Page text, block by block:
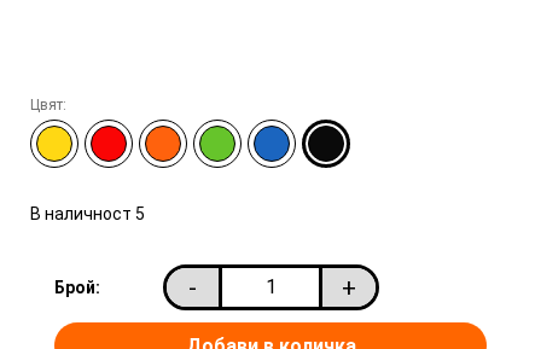
Цвят:
В наличност 5
Брой: - +